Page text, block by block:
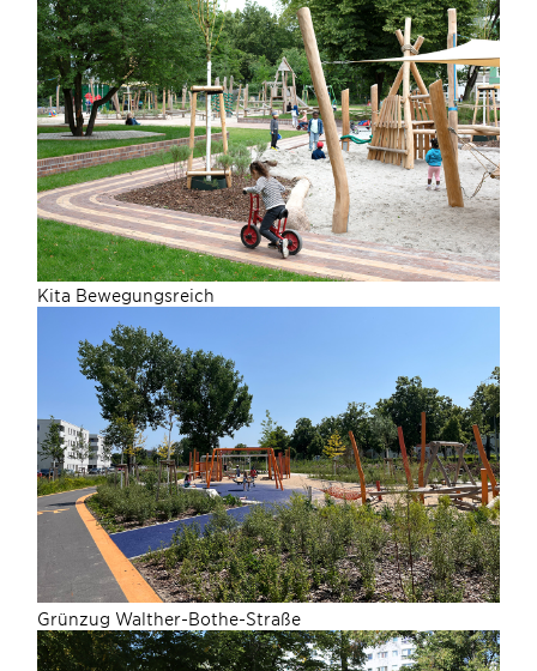
Kita Bewegungsreich
Grünzug Walther-Bothe-Straße